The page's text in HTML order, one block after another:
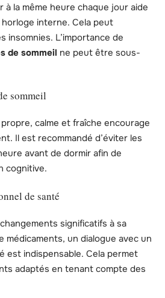
à la même heure chaque jour aide
interne. Cela peut
insomnies. L’importance de
de sommeil ne peut être sous-
sommeil
calme et fraîche encourage
Il est recommandé d’éviter les
avant de dormir afin de
cognitive.
de santé
significatifs à sa
médicaments, un dialogue avec un
est indispensable. Cela permet
adaptés en tenant compte des